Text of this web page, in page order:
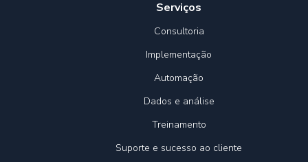
Serviços
Consultoria
Implementação
Automação
Dados e análise
Treinamento
Suporte e sucesso ao cliente